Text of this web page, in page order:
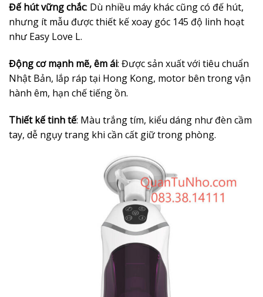
Đế hút vững chắc: Dù nhiều máy khác cũng có đế hút,
nhưng ít mẫu được thiết kế xoay góc 145 độ linh hoạt
như Easy Love L.
Động cơ mạnh mẽ, êm ái: Được sản xuất với tiêu chuẩn
Nhật Bản, lắp ráp tại Hong Kong, motor bên trong vận
hành êm, hạn chế tiếng ồn.
Thiết kế tinh tế: Màu trắng tím, kiểu dáng như đèn cầm
tay, dễ ngụy trang khi cần cất giữ trong phòng.